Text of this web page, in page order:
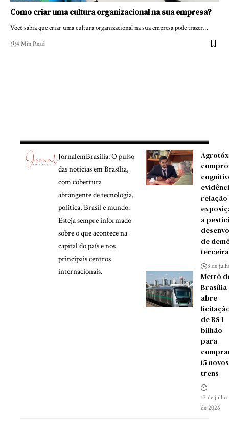
Como criar uma cultura organizacional na sua empresa?
Você sabia que criar uma cultura organizacional na sua empresa pode trazer…
4 Min Read
JornalemBrasília: O pulso
das notícias em Brasília,
com cobertura
abrangente de tecnologia,
política, Brasil e mundo.
Esteja sempre informado
sobre o que acontece na
capital do país e nos
principais centros
internacionais.
a
de
8 de
Metrô
Brasília
abre
de R$ 1
bilhão
para
15 novos
trens
17 de julho
de 2026